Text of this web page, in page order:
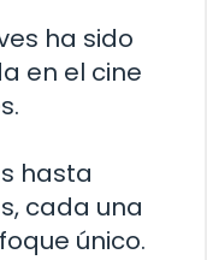
ha sido
en el cine
hasta
cada una
único.